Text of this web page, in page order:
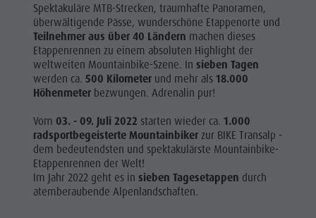
Spektakuläre MTB-Strecken, traumhafte Panoramen,
überwältigende Pässe, wunderschöne Etappenorte und
Teilnehmer aus über 40 Ländern machen dieses
Etappenrennen zu einem absoluten Highlight der
weltweiten Mountainbike-Szene. Insieben Tagen
werden ca.500 Kilometer und mehr als18.000
Höhenmeter bezwungen. Adrenalin pur!
Vom 03. - 09. Juli 2022 starten wieder ca.1.000
radsportbegeisterte Mountainbiker zur BIKE Transalp -
dem bedeutendsten und spektakulärste Mountainbike-
Etappenrennen der Welt!
Im Jahr 2022 geht es insieben Tagesetappen durch
atemberaubende Alpenlandschaften.